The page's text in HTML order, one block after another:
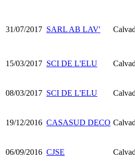
31/07/2017 SARL AB LAV'
15/03/2017 SCI DE L'ELU
08/03/2017 SCI DE L'ELU
19/12/2016 CASASUD DECO
06/09/2016 CJSE